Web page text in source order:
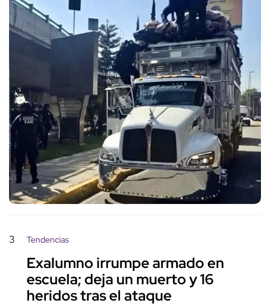
3 Tendencias
Exalumno irrumpe armado en
escuela; deja un muerto y 16
heridos tras el ataque